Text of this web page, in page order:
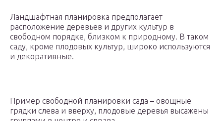
Ландшафтная планировка предполагает
расположение деревьев и других культур в
свободном порядке, близком к природному. В таком
саду, кроме плодовых культур, широко используются
и декоративные.
Пример свободной планировки сада – овощные
грядки слева и вверху, плодовые деревья высажены